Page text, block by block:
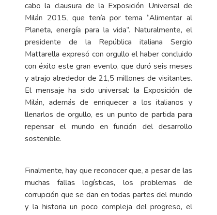
cabo la clausura de la Exposición Universal de
Milán 2015, que tenía por tema “Alimentar al
Planeta, energía para la vida”. Naturalmente, el
presidente de la República italiana Sergio
Mattarella expresó con orgullo el haber concluido
con éxito este gran evento, que duró seis meses
y atrajo alrededor de 21,5 millones de visitantes.
El mensaje ha sido universal: la Exposición de
Milán, además de enriquecer a los italianos y
llenarlos de orgullo, es un punto de partida para
repensar el mundo en función del desarrollo
sostenible.
Finalmente, hay que reconocer que, a pesar de las
muchas fallas logísticas, los problemas de
corrupción que se dan en todas partes del mundo
y la historia un poco compleja del progreso, el